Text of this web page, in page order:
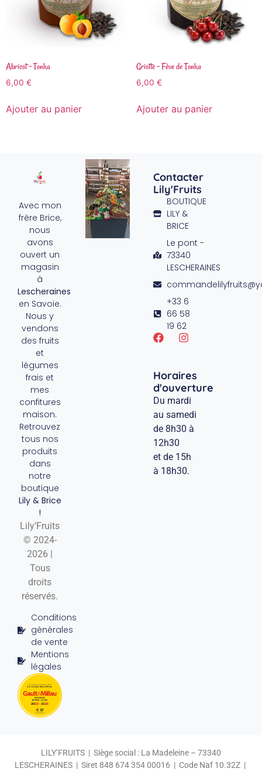
Abricot – Tonka
6,00 €
Ajouter au panier
Griotte – Fève de Tonka
6,00 €
Ajouter au panier
Avec mon
frère Brice,
nous
avons
ouvert un
magasin
à
Lescheraines
en Savoie.
Nous y
vendons
des fruits
et
légumes
frais et
mes
confitures
maison.
Retrouvez
tous nos
produits
dans
notre
boutique
Lily & Brice
!
Lily’Fruits
© 2024-
2026 |
Tous
droits
réservés.
Conditions
générales
de vente
Mentions
légales
Contacter
Lily'Fruits
BOUTIQUE
LILY &
BRICE
Le pont -
73340
LESCHERAINES
+33 6
66 58
19 62
Horaires
d'ouverture
Du mardi
au samedi
de 8h30 à
12h30
et de 15h
à 18h30.
LILY’FRUITS | Siège social : La Madeleine – 73340
LESCHERAINES | Siret 848 674 354 00016 | Code Naf 10.32Z |